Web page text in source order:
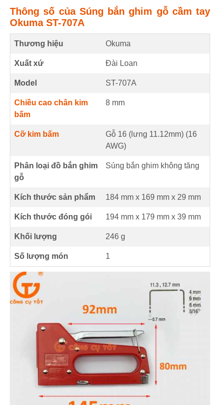
Thông số của Súng bắn ghim gỗ cầm tay
Okuma ST-707A
Thương hiệu Okuma
Xuất xứ Đài Loan
Model ST-707A
Chiều cao chân kim
bấm
8 mm
Cỡ kim bấm Gỗ 16 (lưng 11.12mm) (16
AWG)
Phân loại đồ bắn ghim
gỗ
Súng bắn ghim không tăng
Kích thước sản phẩm 184 mm x 169 mm x 29 mm
Kích thước đóng gói 194 mm x 179 mm x 39 mm
Khối lượng 246 g
Số lượng món 1